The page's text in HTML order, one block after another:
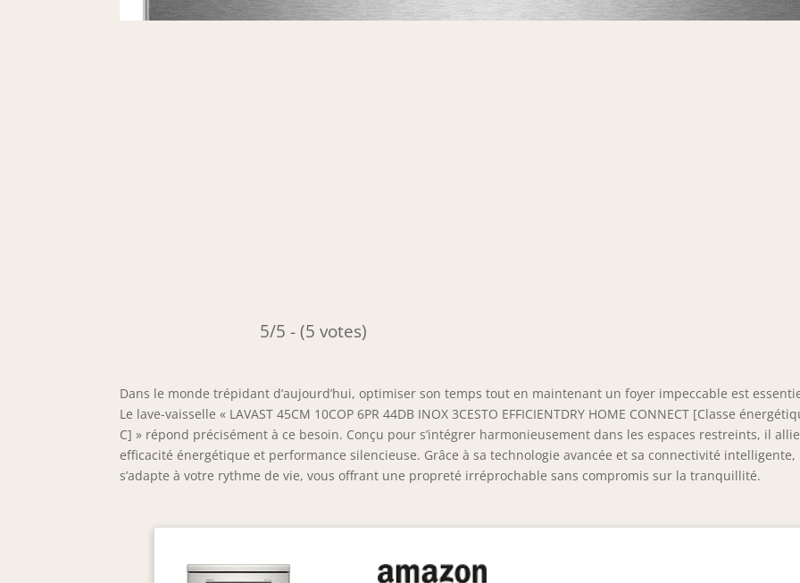
5/5 - (5 votes)
Dans le monde trépidant d’aujourd’hui, optimiser son temps tout en maintenant un foyer impeccable est
Le lave-vaisselle « LAVAST 45CM 10COP 6PR 44DB INOX 3CESTO EFFICIENTDRY HOME CONNECT [Classe
C] » répond précisément à ce besoin. Conçu pour s’intégrer harmonieusement dans les espaces restreints, il allie
efficacité énergétique et performance silencieuse. Grâce à sa technologie avancée et sa connectivité intelligente,
s’adapte à votre rythme de vie, vous offrant une propreté irréprochable sans compromis sur la tranquillité.